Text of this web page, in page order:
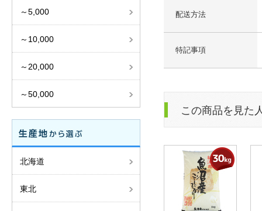
配送方法
特記事項
この商品を見た
～5,000
～10,000
～20,000
～50,000
北海道
東北